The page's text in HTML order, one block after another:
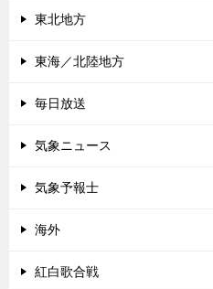
東北地方
東海／北陸地方
毎日放送
気象ニュース
気象予報士
海外
紅白歌合戦